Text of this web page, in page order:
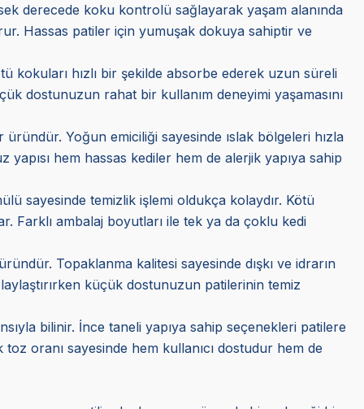
derecede koku kontrolü sağlayarak yaşam alanında
Hassas patiler için yumuşak dokuya sahiptir ve
kokuları hızlı bir şekilde absorbe ederek uzun süreli
dostunuzun rahat bir kullanım deneyimi yaşamasını
Yoğun emiciliği sayesinde ıslak bölgeleri hızla
hem hassas kediler hem de alerjik yapıya sahip
sayesinde temizlik işlemi oldukça kolaydır. Kötü
Farklı ambalaj boyutları ile tek ya da çoklu kedi
Topaklanma kalitesi sayesinde dışkı ve idrarın
küçük dostunuzun patilerinin temiz
bilinir. İnce taneli yapıya sahip seçenekleri patilere
toz oranı sayesinde hem kullanıcı dostudur hem de